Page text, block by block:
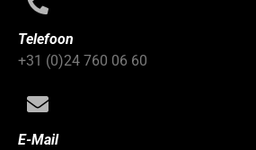
Telefoon
+31 (0)24 760 06 60
E-Mail